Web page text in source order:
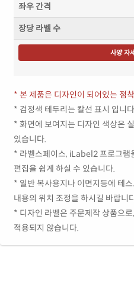
좌우 간격
장당 라벨 수
사양 자
* 본 제품은 디자인이 되어있는 점
* 검정색 테두리는 칼선 표시 입니
* 화면에 보여지는 디자인 색상은
있습니다.
* 라벨스페이스, iLabel2 프로그램
편집을 쉽게 하실 수 있습니다.
* 일반 복사용지나 이면지등에 테
내용의 위치 조정을 하시길 바랍니
* 디자인 라벨은 주문제작 상품으
적용되지 않습니다.